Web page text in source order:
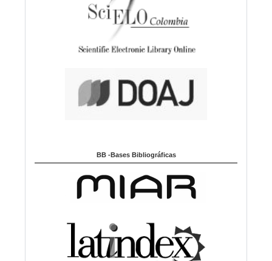
BB -Bases Bibliográficas